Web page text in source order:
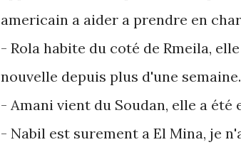
americain a aider a prendre en
- Rola habite du coté de Rmeila,
nouvelle depuis plus d'une semaine.
- Amani vient du Soudan, elle a été
- Nabil est surement a El Mina, je